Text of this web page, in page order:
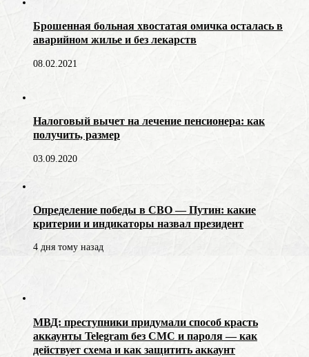
Брошенная больная хвостатая омичка осталась в
аварийном жилье и без лекарств
08.02.2021
Налоговый вычет на лечение пенсионера: как
получить, размер
03.09.2020
Определение победы в СВО — Путин: какие
критерии и индикаторы назвал президент
4 дня тому назад
МВД: преступники придумали способ красть
аккаунты Telegram без СМС и пароля — как
действует схема и как защитить аккаунт